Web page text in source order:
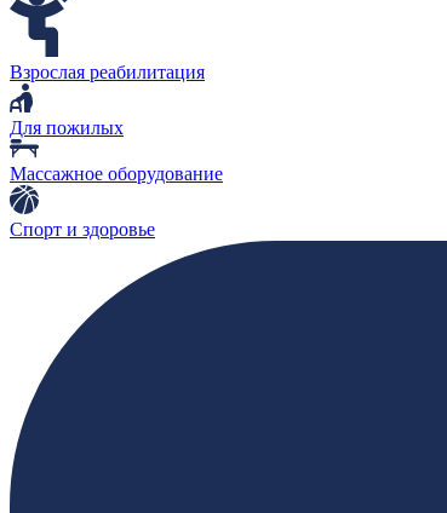
Взрослая реабилитация
Для пожилых
Массажное оборудование
Спорт и здоровье